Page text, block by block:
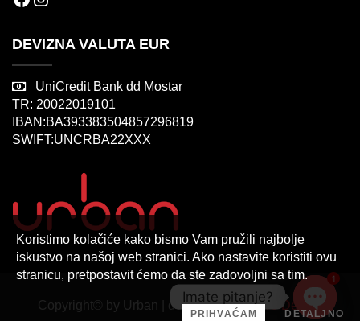
DEVIZNA VALUTA EUR
UniCredit Bank dd Mostar
TR: 20022019101
IBAN:BA393383504857296819
SWIFT:UNCRBA22XXX
Copyright© by Urban | design bySarajevo Design
Koristimo kolačiće kako bismo Vam pružili najbolje
iskustvo na našoj web stranici. Ako nastavite koristiti ovu
stranicu, pretpostavit ćemo da ste zadovoljni sa tim.
PRIHVAĆAM DETALJNO
Imate pitanje?
1